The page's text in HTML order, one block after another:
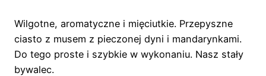
Wilgotne, aromatyczne i mięciutkie. Przepyszne
ciasto z musem z pieczonej dyni i mandarynkami.
Do tego proste i szybkie w wykonaniu. Nasz stały
bywalec.